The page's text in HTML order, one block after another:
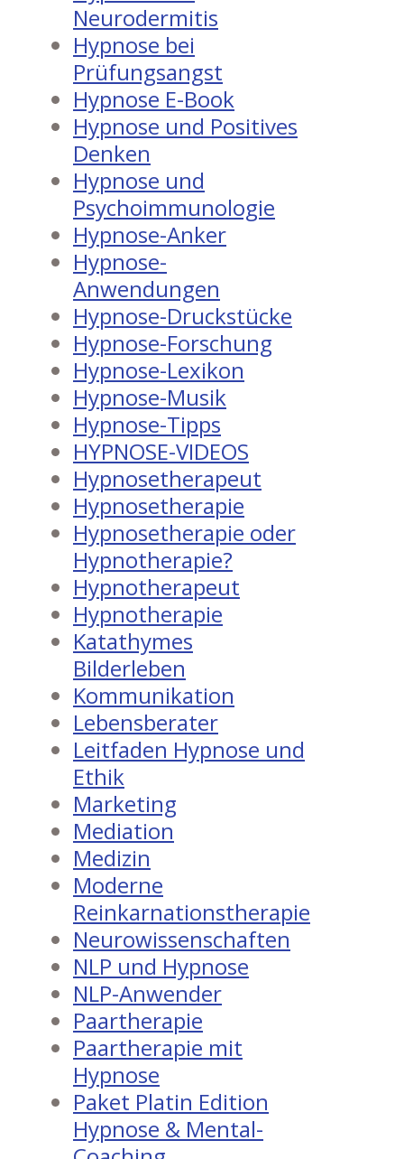
Neurodermitis
Hypnose bei
Prüfungsangst
Hypnose E-Book
Hypnose und Positives
Denken
Hypnose und
Psychoimmunologie
Hypnose-Anker
Hypnose-
Anwendungen
Hypnose-Druckstücke
Hypnose-Forschung
Hypnose-Lexikon
Hypnose-Musik
Hypnose-Tipps
HYPNOSE-VIDEOS
Hypnosetherapeut
Hypnosetherapie
Hypnosetherapie oder
Hypnotherapie?
Hypnotherapeut
Hypnotherapie
Katathymes
Bilderleben
Kommunikation
Lebensberater
Leitfaden Hypnose und
Ethik
Marketing
Mediation
Medizin
Moderne
Reinkarnationstherapie
Neurowissenschaften
NLP und Hypnose
NLP-Anwender
Paartherapie
Paartherapie mit
Hypnose
Paket Platin Edition
Hypnose & Mental-